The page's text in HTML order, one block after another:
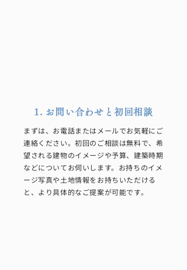
1. お問い合わせと初回相談
まずは、お電話またはメールでお気軽にご
連絡ください。初回のご相談は無料で、希
望される建物のイメージや予算、建築時期
などについてお伺いします。お持ちのイメ
ージ写真や土地情報をお持ちいただける
と、より具体的なご提案が可能です。